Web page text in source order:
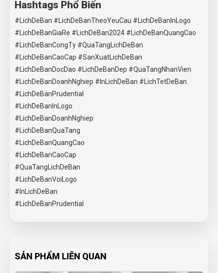
Hashtags Phổ Biến
#LichDeBan #LichDeBanTheoYeuCau #LichDeBanInLogo
#LichDeBanGiaRe #LichDeBan2024 #LichDeBanQuangCao
#LichDeBanCongTy #QuaTangLichDeBan
#LichDeBanCaoCap #SanXuatLichDeBan
#LichDeBanDocDao #LichDeBanDep #QuaTangNhanVien
#LichDeBanDoanhNghiep #InLichDeBan #LichTetDeBan
#LichDeBanPrudential
#LichDeBanInLogo
#LichDeBanDoanhNghiep
#LichDeBanQuaTang
#LichDeBanQuangCao
#LichDeBanCaoCap
#QuaTangLichDeBan
#LichDeBanVoiLogo
#InLichDeBan
#LichDeBanPrudential
SẢN PHẨM LIÊN QUAN